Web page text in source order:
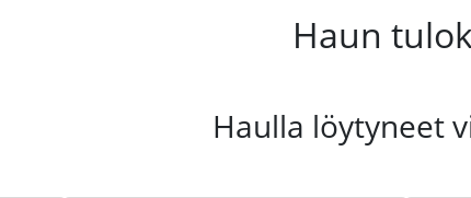
Haun
Haulla löytyneet